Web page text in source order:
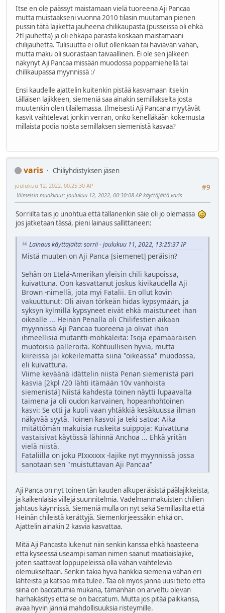
Itse en ole päässyt maistamaan vielä tuoreena Aji Pancaa
mutta muistaakseni vuonna 2010 tilasin muutaman pienen
pussin tätä lajiketta jauheena chilikaupasta (pusseissa oli ehkä
2tl jauhetta) ja oli ehkäpä parasta koskaan maistamaani
chilijauhetta. Tulisuutta ei ollut ollenkaan tai häviävän vähän,
mutta maku oli suorastaan taivaallinen. Ei ole sen jälkeen
näkynyt Aji Pancaa missään muodossa poppamiehellä tai
chilikaupassa myynnissä :/
Ensi kaudelle ajattelin kuitenkin pistää kasvamaan itsekin
tälläisen lajikkeen, siemeniä saa ainakin semillakselta josta
muutenkin olen tilailemassa. Ilmeisesti Aji Pancana myytävät
kasvit vaihtelevat jonkin verran, onko kenelläkään kokemusta
millaista podia noista semillaksen siemenistä kasvaa?
varis
Chiliyhdistyksen jäsen
#9
joulukuu 12, 2022, 00:25:30 AP
Viimeisin muokkaus: joulukuu 12, 2022, 00:30:08 AP käyttäjältä varis
Sorriilta tais jo unohtua että tällanenkin säie oli jo olemassa
jos jatketaan tässä, pieni lainaus sallittaneen:
Lainaus käyttäjältä: sorrii - joulukuu 11, 2022, 13:25:37 IP
Mistä muuten on Aji Panca [siemenet] peräisin?
Sehän on Etelä-Amerikan yleisin chili kaupoissa,
kuivattuna. Oon kasvattanut joskus kivikaudella Aji
Brown -nimellä, jota myi Fatalii. En ollut kovin
vakuuttunut: Oli aivan törkeän hidas kypsymään, ja
syksyn kylmillä kypsyneet eivät ehkä maistuneet ihan
oikealle ... Heinän Penalla oli Chilifestien aikaan
myynnissä Aji Pancaa tuoreena ja olivat ihan
ihmeellisiä mutantti-möhkäleitä: Isoja epämääräisen
muotoisia palleroita. Kohtuullisen hyviä, mutta
kiireissä jäi kokeilematta siinä "oikeassa" muodossa,
eli kuivattuna.
Viime keväänä idättelin niistä Penan siemenistä pari
kasvia [2kpl /20 lähti itämään 10v vanhoista
siemenistä] Niistä kahdesta toinen näytti lupaavalta
taimena ja oli oudon karvainen, hopeanhohtoinen
kasvi: Se otti ja kuoli vaan yhtäkkiä kesäkuussa ilman
näkyvää syytä. Toinen kasvoi ja teki satoa: Aika
mitättömän makuisia ruskeita suippoja: Kuivattuna
vastaisivat käytössä lähinnä Anchoa ... Ehkä yritän
vielä niistä.
Fataliilla on joku PIxxxxxx -lajike nyt myynnissä jossa
sanotaan sen "muistuttavan Aji Pancaa"
Aji Panca on nyt toinen tän kauden alkuperäisistä päälajikkeista,
ja kaikenlaisia villejä suunnitelmia. Vadelmanmakuisten chilien
jahtaus käynnissä. Siemeniä mulla on nyt sekä Semillasilta että
Heinän chileistä kerättyjä. Siemenkirjeessäkin ehkä on.
Ajattelin ainakin 2 kasvia kasvattaa.
Mitä Aji Pancasta lukenut niin senkin kanssa ehkä haasteena
että kyseessä useampi saman nimen saanut maatiaislajike,
joten saattavat loppupeleissä olla vähän vaihtelevia
olemukseltaan. Senkin takia hyvä hankkia siemeniä vähän eri
lähteistä ja katsoa mitä tulee. Tää oli myös jännä uusi tieto että
siinä on baccatumia mukana, tämänhän on arveltu olevan
harhakäsitys että se on baccatum. Mutta jos pitää paikkansa,
avaa hyvin jänniä mahdollisuuksia risteymille.